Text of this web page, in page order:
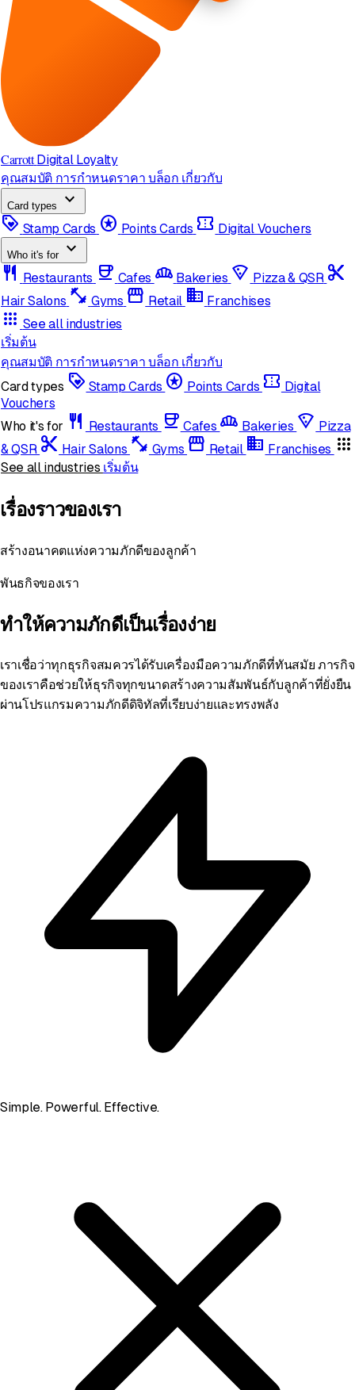
Carrott Digital Loyalty
คุณสมบัติ การกำหนดราคา บล็อก เกี่ยวกับ
Card types
expand_more
loyalty Stamp Cards stars Points Cards confirmation_number Digital Vouchers
Who it's for expand_more
restaurant Restaurants coffee Cafes bakery_dining Bakeries local_pizza Pizza & QSR content_cut
Hair Salons fitness_center Gyms storefront Retail domain Franchises
apps See all industries
เริ่มต้น
คุณสมบัติ การกำหนดราคา บล็อก เกี่ยวกับ
Card types loyalty Stamp Cards stars Points Cards confirmation_number Digital
Vouchers
Who it's for restaurant Restaurants coffee Cafes bakery_dining Bakeries local_pizza Pizza
& QSR content_cut Hair Salons fitness_center Gyms storefront Retail domain Franchises apps
See all industries เริ่มต้น
เรื่องราวของเรา
สร้างอนาคตแห่งความภักดีของลูกค้า
พันธกิจของเรา
ทำให้ความภักดีเป็นเรื่องง่าย
เราเชื่อว่าทุกธุรกิจสมควรได้รับเครื่องมือความภักดีที่ทันสมัย ภารกิจ
ของเราคือช่วยให้ธุรกิจทุกขนาดสร้างความสัมพันธ์กับลูกค้าที่ยั่งยืน
ผ่านโปรแกรมความภักดีดิจิทัลที่เรียบง่ายและทรงพลัง
Simple. Powerful. Effective.